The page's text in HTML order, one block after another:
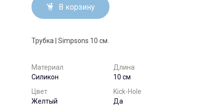
В корзину
Трубка | Simpsons 10 см.
Материал
Силикон
Длина
10 см
Цвет
Желтый
Kick-Hole
Да